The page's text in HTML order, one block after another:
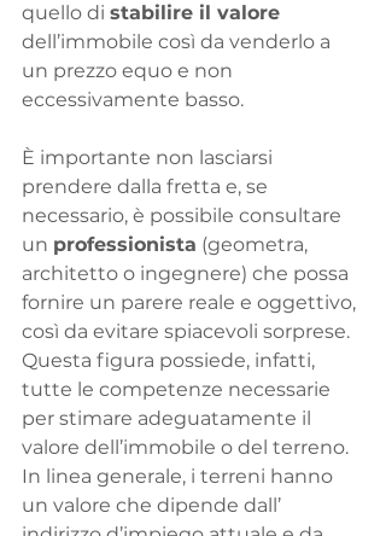
quello di stabilire il valore
dell’immobile così da venderlo a
un prezzo equo e non
eccessivamente basso.
È importante non lasciarsi
prendere dalla fretta e, se
necessario, è possibile consultare
un professionista (geometra,
architetto o ingegnere) che possa
fornire un parere reale e oggettivo,
così da evitare spiacevoli sorprese.
Questa figura possiede, infatti,
tutte le competenze necessarie
per stimare adeguatamente il
valore dell’immobile o del terreno.
In linea generale, i terreni hanno
un valore che dipende dall’